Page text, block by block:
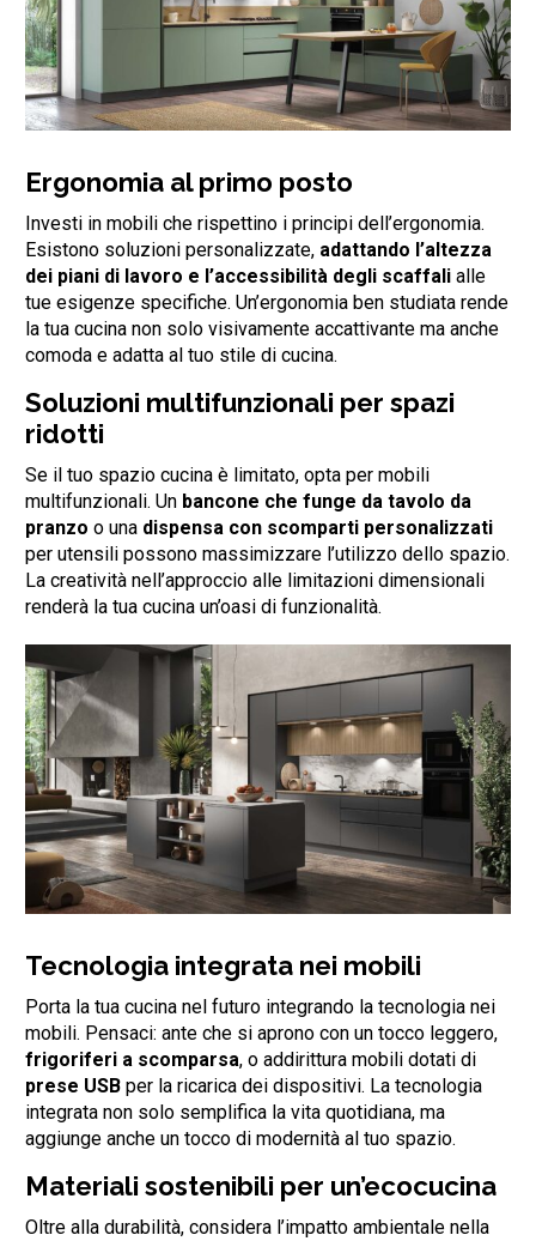
Ergonomia al primo posto
Investi in mobili che rispettino i principi dell’ergonomia.
Esistono soluzioni personalizzate, adattando l’altezza
dei piani di lavoro e l’accessibilità degli scaffalialle
tue esigenze specifiche. Un’ergonomia ben studiata rende
la tua cucina non solo visivamente accattivante ma anche
comoda e adatta al tuo stile di cucina.
Soluzioni multifunzionali per spazi
ridotti
Se il tuo spazio cucina è limitato, opta per mobili
multifunzionali. Un bancone che funge da tavolo da
pranzo o una dispensa con scomparti personalizzati
per utensili possono massimizzare l’utilizzo dello spazio.
La creatività nell’approccio alle limitazioni dimensionali
renderà la tua cucina un’oasi di funzionalità.
Tecnologia integrata nei mobili
Porta la tua cucina nel futuro integrando la tecnologia nei
mobili. Pensaci: ante che si aprono con un tocco leggero,
frigoriferi a scomparsa, o addirittura mobili dotati di
prese USBper la ricarica dei dispositivi. La tecnologia
integrata non solo semplifica la vita quotidiana, ma
aggiunge anche un tocco di modernità al tuo spazio.
Materiali sostenibili per un’ecocucina
Oltre alla durabilità, considera l’impatto ambientale nella